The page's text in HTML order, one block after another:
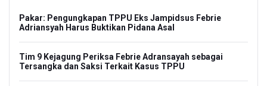
Pakar: Pengungkapan TPPU Eks Jampidsus Febrie
Adriansyah Harus Buktikan Pidana Asal
Tim 9 Kejagung Periksa Febrie Adransayah sebagai
Tersangka dan Saksi Terkait Kasus TPPU